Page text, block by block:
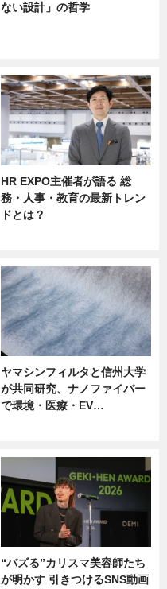
ない設計」の哲学
HR EXPO主催者が語る 総
務・人事・教育の最新トレン
ドとは？
ヤマシンフィルタと信州大学
が共同研究、ナノファイバー
で環境・医療・EV…
“バズる”カリスマ美容師たち
が明かす 引きつけるSNS動画